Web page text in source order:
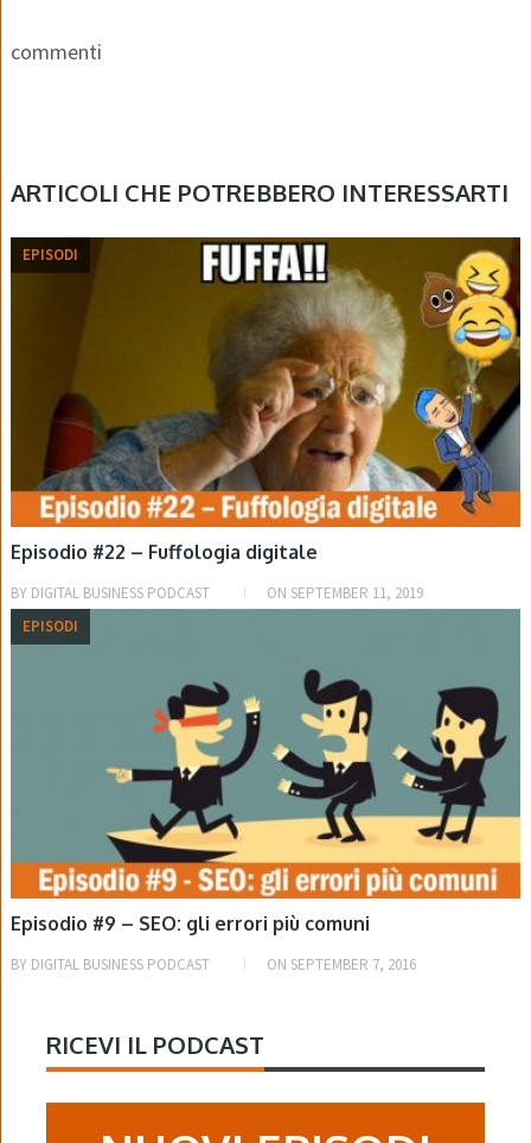
commenti
ARTICOLI CHE POTREBBERO INTERESSARTI
EPISODI
Episodio #22 – Fuffologia digitale
BY DIGITAL BUSINESS PODCAST ON SEPTEMBER 11, 2019
EPISODI
Episodio #9 – SEO: gli errori più comuni
BY DIGITAL BUSINESS PODCAST ON SEPTEMBER 7, 2016
RICEVI IL PODCAST